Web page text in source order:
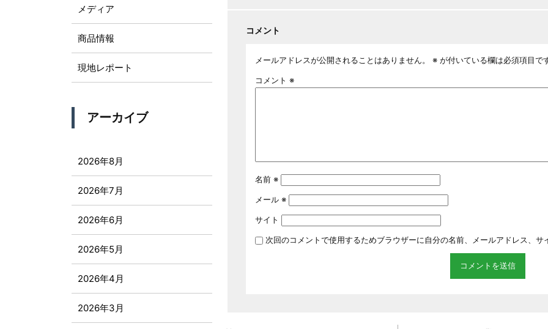
コメント
メールアドレスが公開されることはありません。 ※ が付いている欄は必須項目で
コメント ※
名前 ※
メール ※
サイト
次回のコメントで使用するためブラウザーに自分の名前、メールアドレス、サ
メディア
商品情報
現地レポート
アーカイブ
2026年8月
2026年7月
2026年6月
2026年5月
2026年4月
2026年3月